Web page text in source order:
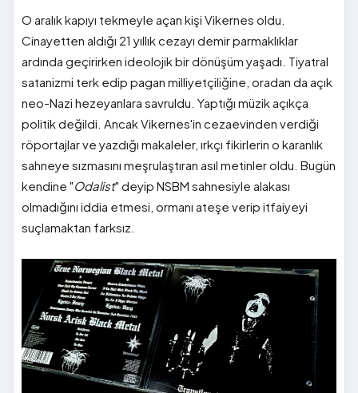
O aralık kapıyı tekmeyle açan kişi Vikernes oldu.
Cinayetten aldığı 21 yıllık cezayı demir parmaklıklar
ardında geçirirken ideolojik bir dönüşüm yaşadı. Tiyatral
satanizmi terk edip pagan milliyetçiliğine, oradan da açık
neo-Nazi hezeyanlara savruldu. Yaptığı müzik açıkça
politik değildi. Ancak Vikernes'in cezaevinden verdiği
röportajlar ve yazdığı makaleler, ırkçı fikirlerin o karanlık
sahneye sızmasını meşrulaştıran asıl metinler oldu. Bugün
kendine "Odalist" deyip NSBM sahnesiyle alakası
olmadığını iddia etmesi, ormanı ateşe verip itfaiyeyi
suçlamaktan farksız.